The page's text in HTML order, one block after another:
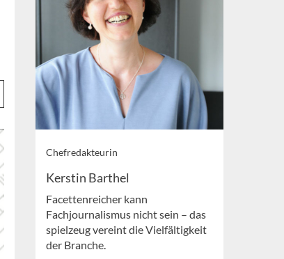
Chefredakteurin
Kerstin Barthel
Facettenreicher kann
Fachjournalismus nicht sein – das
spielzeug vereint die Vielfältigkeit
der Branche.